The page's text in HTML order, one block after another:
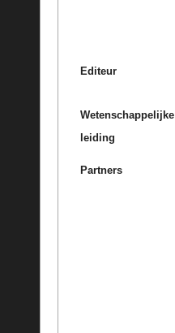
Editeur
Wetenschappelijke
leiding
Partners